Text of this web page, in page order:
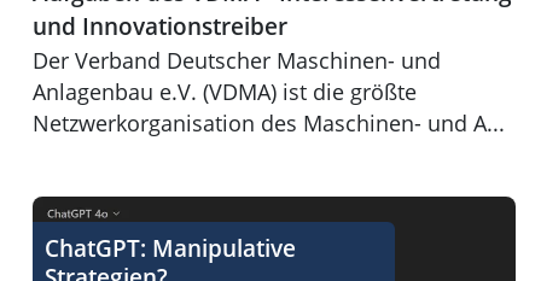
und Innovationstreiber
Der Verband Deutscher Maschinen- und
Anlagenbau e.V. (VDMA) ist die größte
Netzwerkorganisation des Maschinen- und A...
Der KI Assistent ChatGPT - Frust oder Lust?
ChatGPT: Manipulative